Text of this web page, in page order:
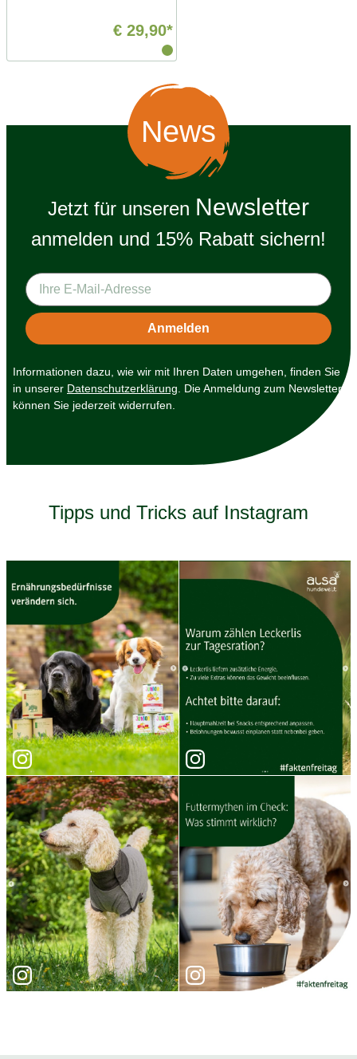
€ 29,90*
News
Jetzt für unseren Newsletter
anmelden und 15% Rabatt sichern!
Informationen dazu, wie wir mit Ihren Daten umgehen, finden Sie
in unserer Datenschutzerklärung . Die Anmeldung zum Newsletter
können Sie jederzeit widerrufen.
Tipps und Tricks auf Instagram